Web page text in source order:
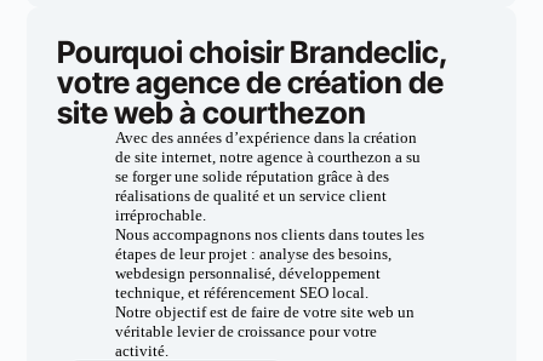
Pourquoi choisir Brandeclic,
votre agence de création de
site web à courthezon
Avec des années d’expérience dans la création
de site internet, notre agence à courthezon a su
se forger une solide réputation grâce à des
réalisations de qualité et un service client
irréprochable.
Nous accompagnons nos clients dans toutes les
étapes de leur projet : analyse des besoins,
webdesign personnalisé, développement
technique, et référencement SEO local.
Notre objectif est de faire de votre site web un
véritable levier de croissance pour votre
activité.